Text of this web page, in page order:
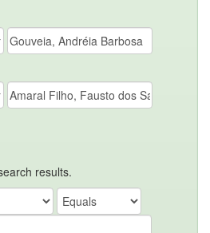
results.